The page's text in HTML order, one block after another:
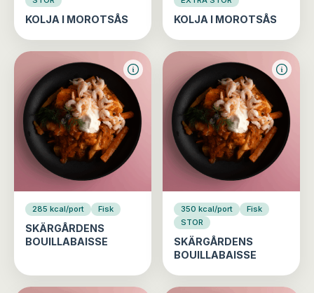
KOLJA I MOROTSÅS KOLJA I MOROTSÅS
285 kcal/port Fisk
SKÄRGÅRDENS
BOUILLABAISSE
350 kcal/port
Fisk
STOR
SKÄRGÅRDENS
BOUILLABAISSE